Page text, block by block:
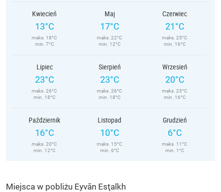
Kwiecień
13°C
maks. 18°C
min. 7°C
Maj
17°C
maks. 22°C
min. 12°C
Czerwiec
21°C
maks. 25°C
min. 16°C
Lipiec
23°C
maks. 26°C
min. 18°C
Sierpień
23°C
maks. 26°C
min. 18°C
Wrzesień
20°C
maks. 23°C
min. 16°C
Październik
16°C
maks. 20°C
min. 12°C
Listopad
10°C
maks. 15°C
min. 6°C
Grudzień
6°C
maks. 11°C
min. 1°C
Miejsca w pobliżu Eyvān Esţalkh